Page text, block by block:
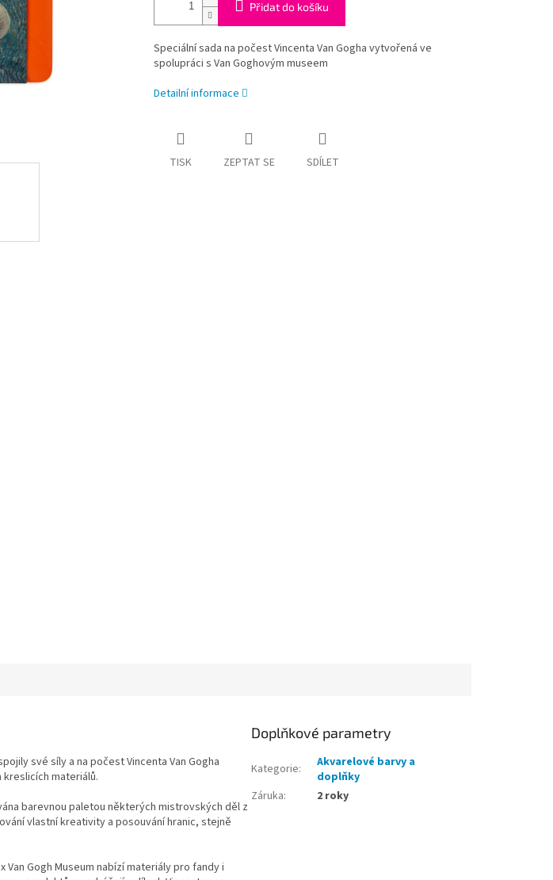
Přidat do košíku
Speciální sada na počest Vincenta Van Gogha vytvořená ve
spolupráci s Van Goghovým museem
Detailní informace
TISK ZEPTAT SE SDÍLET
své síly a na počest Vincenta Van Gogha
materiálů.
barevnou paletou některých mistrovských děl z
vlastní kreativity a posouvání hranic, stejně
Gogh Museum nabízí materiály pro fandy i
Doplňkové parametry
Kategorie:
Akvarelové barvy a
doplňky
Záruka: 2 roky